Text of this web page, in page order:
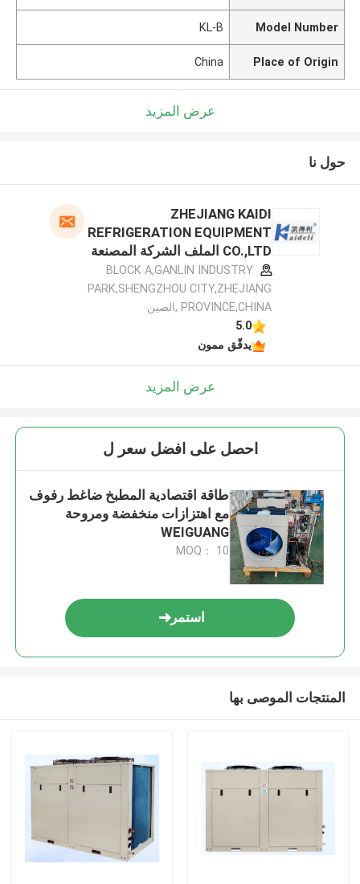
Model Number
KL-B
Place of Origin
China
عرض المزيد
حول نا
ZHEJIANG KAIDI
REFRIGERATION EQUIPMENT
CO.,LTD الملف الشركة المصنعة
BLOCK A,GANLIN INDUSTRY
PARK,SHENGZHOU CITY,ZHEJIANG
PROVINCE,CHINA ,الصين
5.0
يدقّق ممون
عرض المزيد
احصل على افضل سعر ل
طاقة اقتصادية المطبخ ضاغط رفوف
مع اهتزازات منخفضة ومروحة
WEIGUANG
MOQ： 10
استمر
المنتجات الموصى بها